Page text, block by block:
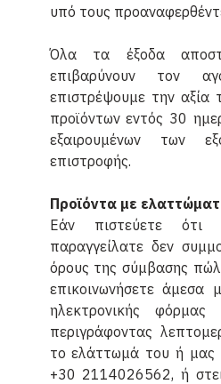
υπό τους
Όλα τα έξοδα
επιβαρύνουν τον
επιστρέψουμε την αξία
προϊόντων εντός 30
εξαιρουμένων των
επιστροφής.
Προϊόντα με
Εάν πιστεύετε
παραγγείλατε δεν
όρους της σύμβασης
επικοινωνήσετε άμεσα
ηλεκτρονικής φόρμας
περιγράφοντας
το ελάττωμά του ή μας
+30 2114026562, ή